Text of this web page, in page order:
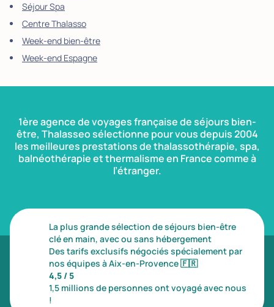
Séjour Spa
Centre Thalasso
Week-end bien-être
Week-end Espagne
1ère agence de voyages française de séjours bien-
être, Thalasseo sélectionne pour vous depuis 2004
les meilleures prestations de thalassothérapie, spa,
balnéothérapie et thermalisme en France comme à
l’étranger.
La plus grande sélection de séjours bien-être
clé en main, avec ou sans hébergement
Des tarifs exclusifs négociés spécialement par
nos équipes à Aix-en-Provence🇫🇷
4,5 / 5
1,5 millions de personnes ont voyagé avec nous
!